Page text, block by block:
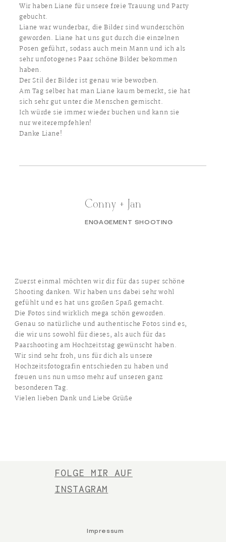
Wir haben Liane für unsere freie Trauung und Party
gebucht.
Liane war wunderbar, die Bilder sind wunderschön
geworden. Liane hat uns gut durch die einzelnen
Posen geführt, sodass auch mein Mann und ich als
sehr unfotogenes Paar schöne Bilder bekommen
haben.
Der Stil der Bilder ist genau wie beworben.
Am Tag selber hat man Liane kaum bemerkt, sie hat
sich sehr gut unter die Menschen gemischt.
Ich würde sie immer wieder buchen und kann sie
nur weiterempfehlen!
Danke Liane!
Zuerst einmal möchten wir dir für das super schöne
Shooting danken. Wir haben uns dabei sehr wohl
gefühlt und es hat uns großen Spaß gemacht.
Die Fotos sind wirklich mega schön geworden.
Genau so natürliche und authentische Fotos sind es,
die wir uns sowohl für dieses, als auch für das
Paarshooting am Hochzeitstag gewünscht haben.
Wir sind sehr froh, uns für dich als unsere
Hochzeitsfotografin entschieden zu haben und
freuen uns nun umso mehr auf unseren ganz
besonderen Tag.
Vielen lieben Dank und Liebe Grüße
Conny + Jan
ENGAGEMENT SHOOTING
Impressum
FOLGE MIR AUF
INSTAGRAM